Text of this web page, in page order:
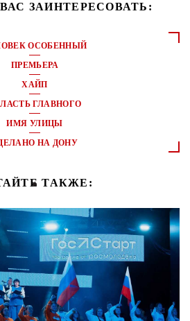
ЗАИНТЕРЕСОВАТЬ:
ОСОБЕННЫЙ
ПРЕМЬЕРА
ХАЙП
ГЛАВНОГО
ИМЯ УЛИЦЫ
НА ДОНУ
ТАКЖЕ: